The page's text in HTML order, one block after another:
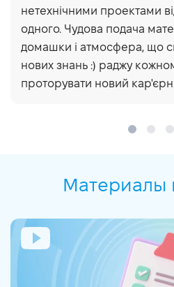
нетехнічними проектами
одного. Чудова подача
домашки і атмосфера, що
нових знань :) раджу
проторувати новий
Материалы